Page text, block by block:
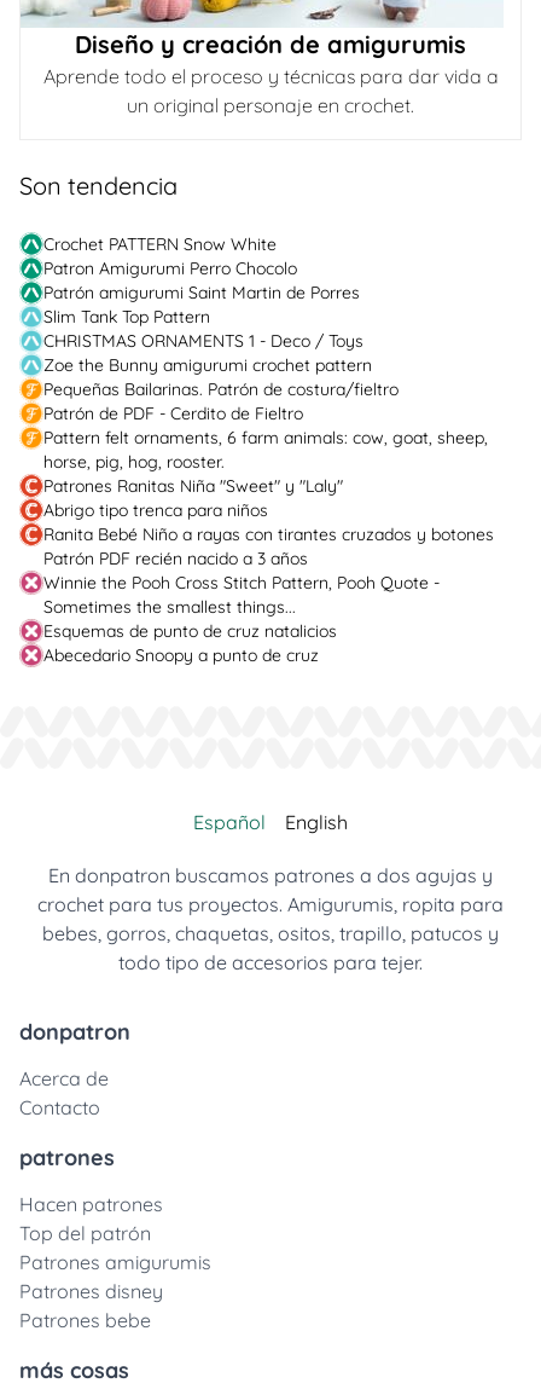
Diseño y creación de amigurumis
Aprende todo el proceso y técnicas para dar vida a
un original personaje en crochet.
Son tendencia
Crochet PATTERN Snow White
Patron Amigurumi Perro Chocolo
Patrón amigurumi Saint Martin de Porres
Slim Tank Top Pattern
CHRISTMAS ORNAMENTS 1 - Deco / Toys
Zoe the Bunny amigurumi crochet pattern
Pequeñas Bailarinas. Patrón de costura/fieltro
Patrón de PDF - Cerdito de Fieltro
Pattern felt ornaments, 6 farm animals: cow, goat, sheep,
horse, pig, hog, rooster.
Patrones Ranitas Niña "Sweet" y "Laly"
Abrigo tipo trenca para niños
Ranita Bebé Niño a rayas con tirantes cruzados y botones
Patrón PDF recién nacido a 3 años
Winnie the Pooh Cross Stitch Pattern, Pooh Quote -
Sometimes the smallest things...
Esquemas de punto de cruz natalicios
Abecedario Snoopy a punto de cruz
Español English
En donpatron buscamos patrones a dos agujas y
crochet para tus proyectos. Amigurumis, ropita para
bebes, gorros, chaquetas, ositos, trapillo, patucos y
todo tipo de accesorios para tejer.
donpatron
Acerca de
Contacto
patrones
Hacen patrones
Top del patrón
Patrones amigurumis
Patrones disney
Patrones bebe
más cosas